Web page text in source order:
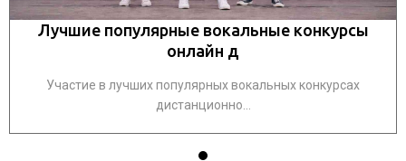
Лучшие популярные вокальные конкурсы
онлайн д
Участие в лучших популярных вокальных конкурсах
дистанционно...